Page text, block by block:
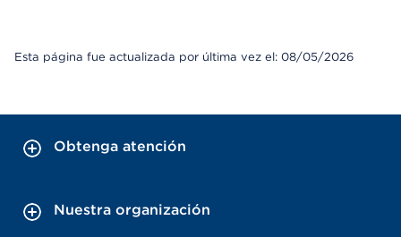
Esta página fue actualizada por última vez el: 08/05/2026
Obtenga atención
Nuestra organización